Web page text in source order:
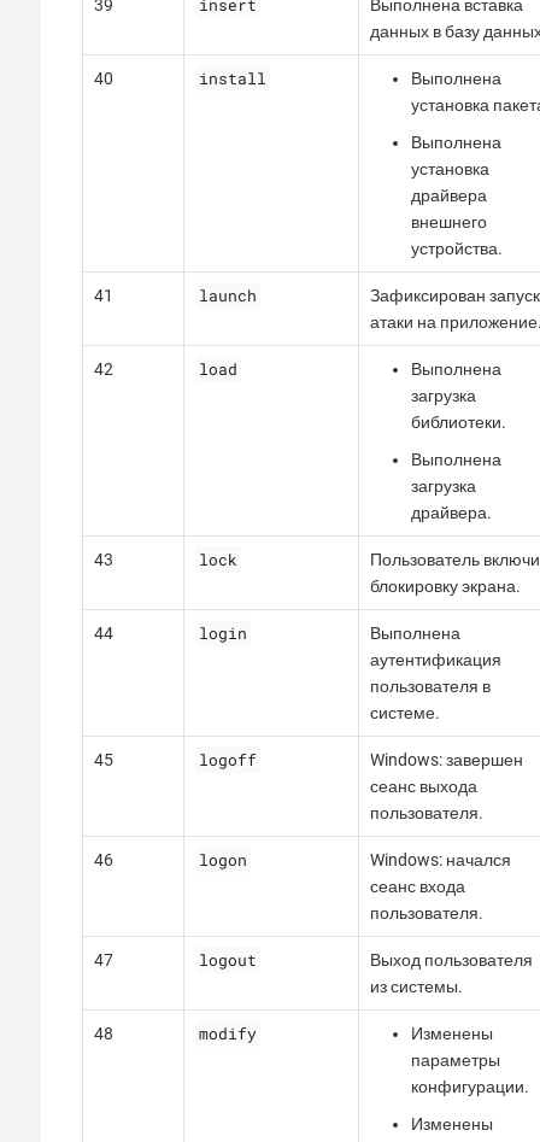
39 insert
Выполнена вставка
данных в базу
40 install
Выполнена
установка
Выполнена
установка
драйвера
внешнего
устройства.
41 launch
Зафиксирован запуск
атаки на
42 load
Выполнена
загрузка
библиотеки.
Выполнена
загрузка
драйвера.
43 lock
Пользователь
блокировку экрана.
44 login
Выполнена
аутентификация
пользователя в
системе.
45 logoff
Windows: завершен
сеанс выхода
пользователя.
46 logon
Windows: начался
сеанс входа
пользователя.
47 logout
Выход пользователя
из системы.
48 modify
Изменены
параметры
конфигурации.
Изменены